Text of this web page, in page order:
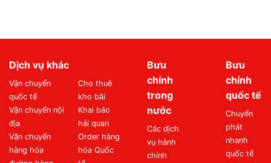
Dịch vụ khác
Vận chuyển
quốc tế
Vận chuyển nội
địa
Vận chuyển
hàng hóa
Cho thuê
kho bãi
Khai báo
hải quan
Order hàng
hóa Quốc
Bưu
chính
trong
nước
Các dịch
vụ hành
chính
Bưu
chính
quốc tế
Chuyển
phát
nhanh
quốc tế